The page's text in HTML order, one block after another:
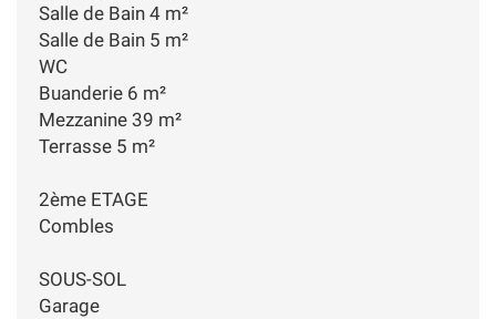
Salle de Bain 4 m²
Salle de Bain 5 m²
WC
Buanderie 6 m²
Mezzanine 39 m²
Terrasse 5 m²
2ème ETAGE
Combles
SOUS-SOL
Garage